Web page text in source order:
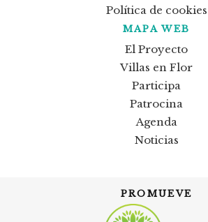
Política de cookies
MAPA WEB
El Proyecto
Villas en Flor
Participa
Patrocina
Agenda
Noticias
PROMUEVE